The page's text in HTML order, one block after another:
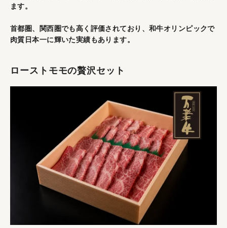
ます。
首都圏、関西圏でも高く評価されており、和牛オリンピックで
肉質日本一に輝いた実績もあります。
ローストモモの贅沢セット